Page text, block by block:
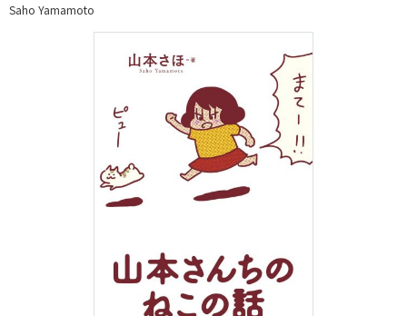
Saho Yamamoto